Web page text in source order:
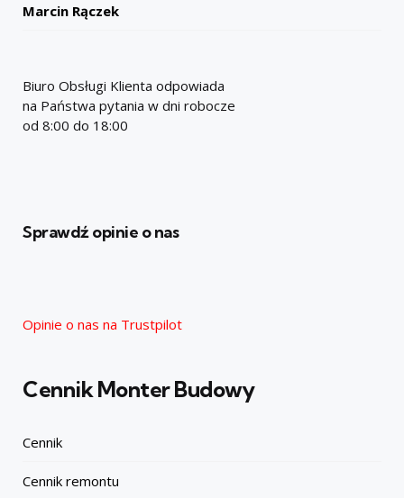
Marcin Rączek
Biuro Obsługi Klienta odpowiada
na Państwa pytania w dni robocze
od 8:00 do 18:00
Sprawdź opinie o nas
Opinie o nas na Trustpilot
Cennik Monter Budowy
Cennik
Cennik remontu